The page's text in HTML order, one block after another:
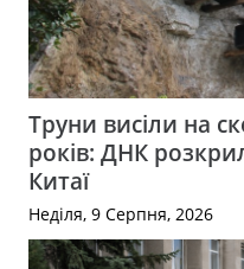
Труни висіли на
років: ДНК
Китаї
Неділя, 9 Серпня, 2026